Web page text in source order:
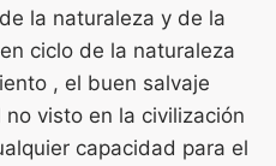
la naturaleza y de la
ciclo de la naturaleza
, el buen salvaje
visto en la civilización
capacidad para el